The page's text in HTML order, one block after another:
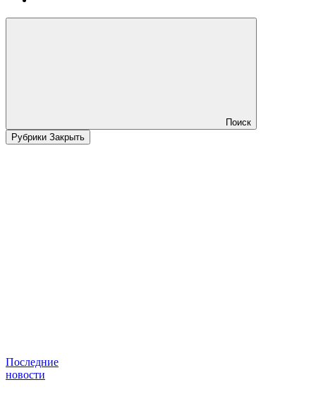
Поиск
Рубрики Закрыть
Последние
новости